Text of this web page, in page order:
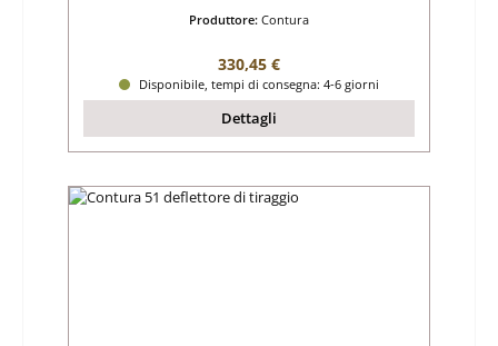
Produttore: Contura
Prezzo normale:
330,45 €
Disponibile, tempi di consegna: 4-6 giorni
Dettagli